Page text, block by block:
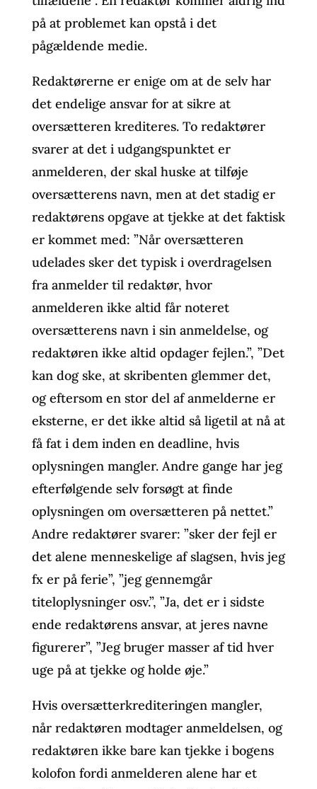
på at problemet kan opstå i det
pågældende medie.
Redaktørerne er enige om at de selv har
det endelige ansvar for at sikre at
oversætteren krediteres. To redaktører
svarer at det i udgangspunktet er
anmelderen, der skal huske at tilføje
oversætterens navn, men at det stadig er
redaktørens opgave at tjekke at det faktisk
er kommet med: ”Når oversætteren
udelades sker det typisk i overdragelsen
fra anmelder til redaktør, hvor
anmelderen ikke altid får noteret
oversætterens navn i sin anmeldelse, og
redaktøren ikke altid opdager fejlen.”, ”Det
kan dog ske, at skribenten glemmer det,
og eftersom en stor del af anmelderne er
eksterne, er det ikke altid så ligetil at nå at
få fat i dem inden en deadline, hvis
oplysningen mangler. Andre gange har jeg
efterfølgende selv forsøgt at finde
oplysningen om oversætteren på nettet.”
Andre redaktører svarer: ”sker der fejl er
det alene menneskelige af slagsen, hvis jeg
fx er på ferie”, ”jeg gennemgår
titeloplysninger osv.”, ”Ja, det er i sidste
ende redaktørens ansvar, at jeres navne
figurerer”, ”Jeg bruger masser af tid hver
uge på at tjekke og holde øje.”
Hvis oversætterkrediteringen mangler,
når redaktøren modtager anmeldelsen, og
redaktøren ikke bare kan tjekke i bogens
kolofon fordi anmelderen alene har et